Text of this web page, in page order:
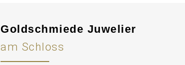
Goldschmiede Juwelier
am Schloss